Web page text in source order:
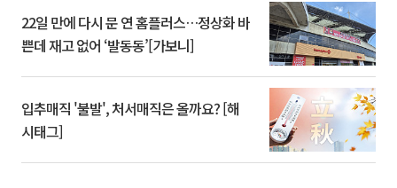
22일 만에 다시 문 연 홈플러스…정상화 바
쁜데 재고 없어 ‘발동동’[가보니]
입추매직 '불발', 처서매직은 올까요? [해
시태그]